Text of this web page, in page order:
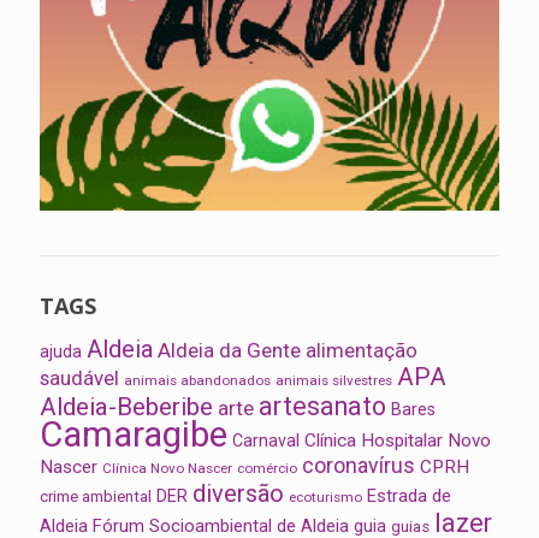
TAGS
ajuda Aldeia Aldeia da Gente alimentação
saudável animais abandonados animais silvestres APA
Aldeia-Beberibe arte artesanato Bares
Camaragibe Carnaval Clínica Hospitalar Novo
Nascer Clínica Novo Nascer comércio coronavírus CPRH
crime ambiental DER diversão ecoturismo Estrada de
Aldeia Fórum Socioambiental de Aldeia guia guias lazer